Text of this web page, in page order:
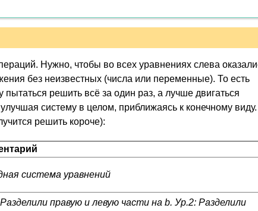
Нужно, чтобы во всех уравнениях слева
без неизвестных (числа или переменные). То есть
пытаться решить всё за один раз, а лучше двигаться
систему в целом, приближаясь к конечному виду.
решить короче):
система уравнений
правую и левую части на b. Ур.2: Разделили